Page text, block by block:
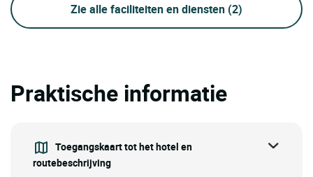
Zie alle faciliteiten en diensten (2)
Praktische informatie
Toegangskaart tot het hotel en
routebeschrijving